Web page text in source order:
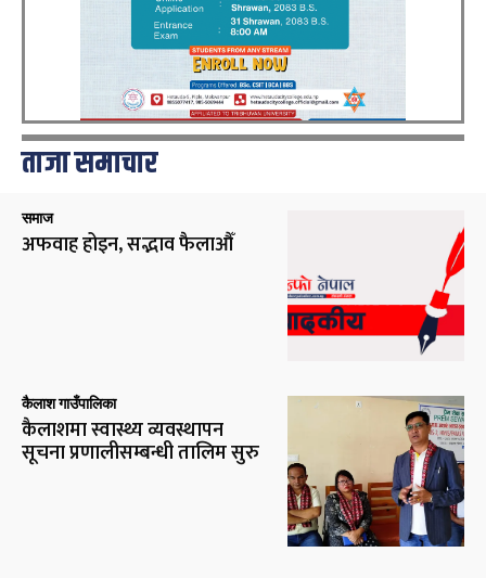
ताजा समाचार
समाज
अफवाह होइन, सद्भाव फैलाऔँ
कैलाश गाउँपालिका
कैलाशमा स्वास्थ्य व्यवस्थापन
सूचना प्रणालीसम्बन्धी तालिम सुरु